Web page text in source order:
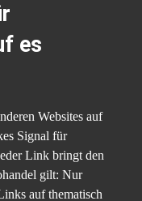
es
Websites auf
Signal für
Link bringt den
gilt: Nur
auf thematisch